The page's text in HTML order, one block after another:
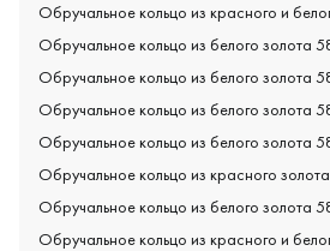
Обручальное кольцо из красного и
Обручальное кольцо из белого золота
Обручальное кольцо из белого золота
Обручальное кольцо из белого золота
Обручальное кольцо из белого золота
Обручальное кольцо из красного
Обручальное кольцо из белого золота
Обручальное кольцо из красного и